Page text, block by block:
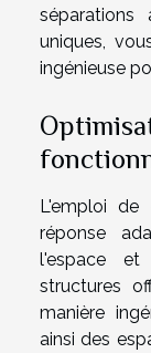
uniques,
ingénieuse
L'emploi de
réponse
l'espace et
structures
manière
ainsi des